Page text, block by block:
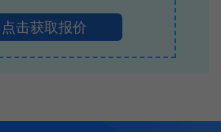
点击获取报价